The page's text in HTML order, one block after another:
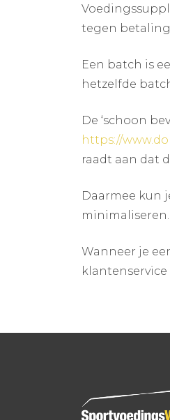
tegen
Een batch is
hetzelfde
De ‘schoon
https://
raadt aan dat
Daarmee kun
minimaliseren.
Wanneer je